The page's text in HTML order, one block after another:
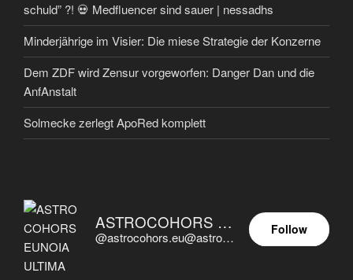
schuld” ?! 💀 Medfluencer sind sauer | nessadhs
Minderjährige im Visier: Die miese Strategie der Konzerne
Dem ZDF wird Zensur vorgeworfen: Danger Dan und die
AnfAnstalt
Solmecke zerlegt ApoRed komplett
ASTROCOHORS EUNOIA ULTIMA
@astrocohors.eu@astrocohors.eu
Follow